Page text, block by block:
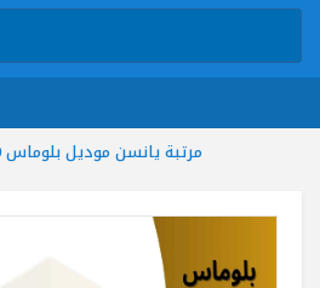
مرتبة يانسن موديل بلوماس 160*195*20 سم